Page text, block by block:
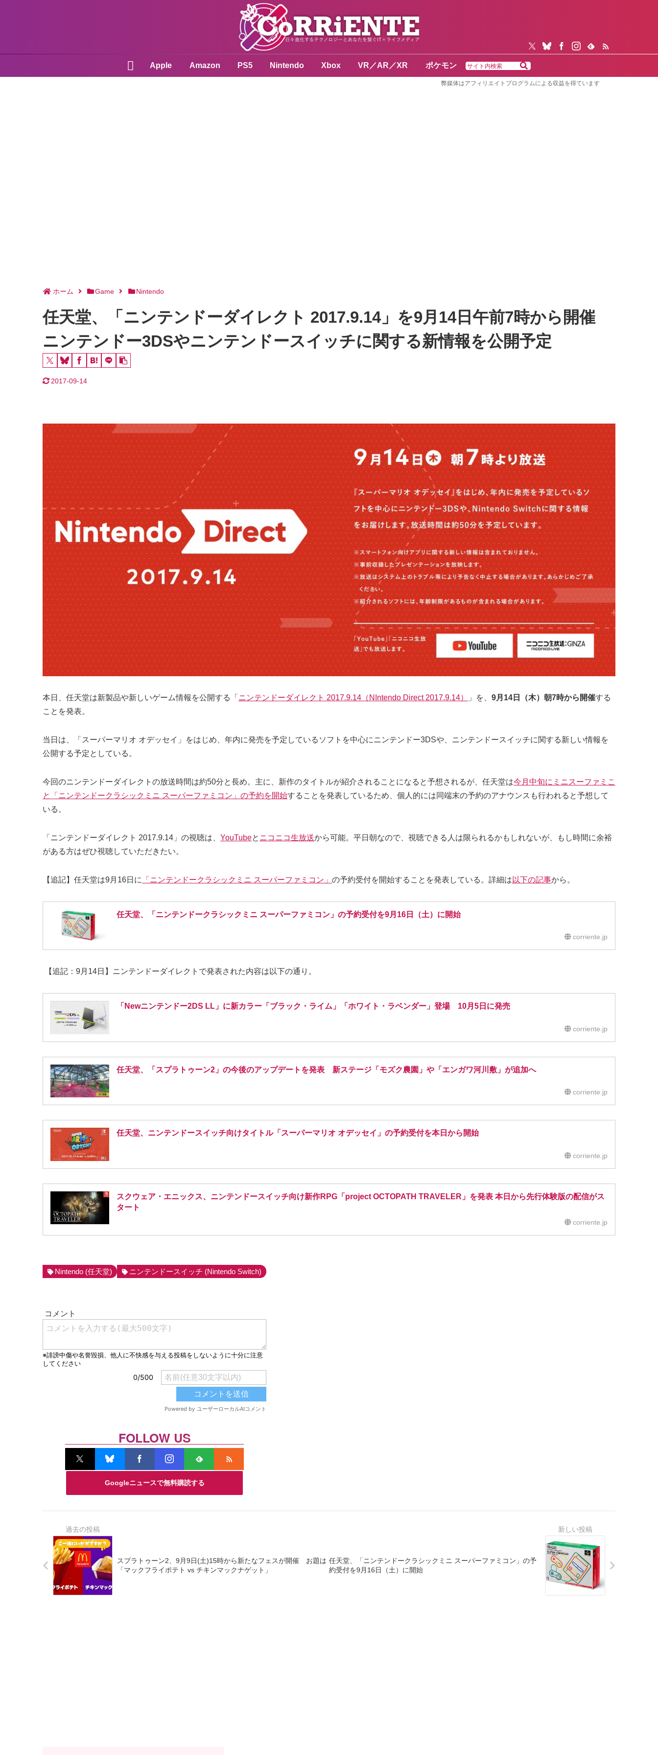
Apple Amazon PS5 Nintendo Xbox VR／AR／XR ポケモン
弊媒体はアフィリエイトプログラムによる収益を得ています
ホーム Game Nintendo
任天堂、「ニンテンドーダイレクト 2017.9.14」を9月14日午前7時から開催
ニンテンドー3DSやニンテンドースイッチに関する新情報を公開予定
2017-09-14
本日、任天堂は新製品や新しいゲーム情報を公開する「 ニンテンドーダイレクト 2017.9.14（NIntendo Direct 2017.9.14） 」を、 9月14日（木）朝7時から開催する
ことを発表。
当日は、「スーパーマリオ オデッセイ」をはじめ、年内に発売を予定しているソフトを中心にニンテンドー3DSや、ニンテンドースイッチに関する新しい情報を
公開する予定としている。
今回のニンテンドーダイレクトの放送時間は約50分と長め。主に、新作のタイトルが紹介されることになると予想されるが、任天堂は今月中旬にミニスーファミこ
と「ニンテンドークラシックミニ スーパーファミコン」の予約を開始することを発表しているため、個人的には同端末の予約のアナウンスも行われると予想して
いる。
「ニンテンドーダイレクト 2017.9.14」の視聴は、 YouTubeと ニコニコ生放送から可能。平日朝なので、視聴できる人は限られるかもしれないが、もし時間に余裕
がある方はぜひ視聴していただきたい。
【追記】任天堂は9月16日に 「ニンテンドークラシックミニ スーパーファミコン」 の予約受付を開始することを発表している。詳細は 以下の記事から。
任天堂、「ニンテンドークラシックミニ スーパーファミコン」の予約受付を9月16日（土）に開始
corriente.jp
【追記：9月14日】ニンテンドーダイレクトで発表された内容は以下の通り。
「Newニンテンドー2DS LL」に新カラー「ブラック・ライム」「ホワイト・ラベンダー」登場 10月5日に発売
corriente.jp
任天堂、「スプラトゥーン2」の今後のアップデートを発表 新ステージ「モズク農園」や「エンガワ河川敷」が追加へ
corriente.jp
任天堂、ニンテンドースイッチ向けタイトル「スーパーマリオ オデッセイ」の予約受付を本日から開始
corriente.jp
スクウェア・エニックス、ニンテンドースイッチ向け新作RPG「project OCTOPATH TRAVELER」を発表 本日から先行体験版の配信がス
タート
corriente.jp
Nintendo (任天堂) ニンテンドースイッチ (Nintendo Switch)
Googleニュースで無料購読する
FOLLOW US
スプラトゥーン2、9月9日(土)15時から新たなフェスが開催 お題は
「マックフライポテト vs チキンマックナゲット」
任天堂、「ニンテンドークラシックミニ スーパーファミコン」の予
約受付を9月16日（土）に開始